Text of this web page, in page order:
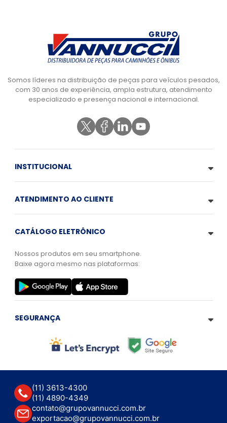
Somos líderes na distribuição de peças para veículos pesados,
com 30 anos de experiência, ampla estrutura, atendimento
especializado e presença nacional e internacional.
INSTITUCIONAL
ATENDIMENTO AO CLIENTE
CATÁLOGO ELETRÔNICO
Nossos produtos em seu smartphone.
Baixe agora mesmo nas plataformas:
SEGURANÇA
(11) 3613-4300
(11) 4890-4349
contato@grupovannucci.com.br
exportacao@grupovannucci.com.br